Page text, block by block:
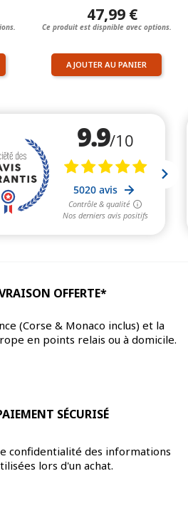
47,99 €
Ce produit est dispnible avec options.
AJOUTER AU PANIER
OFFERTE*
(Corse & Monaco inclus) et la
en points relais ou à domicile.
SÉCURISÉ
confidentialité des informations
lors d'un achat.